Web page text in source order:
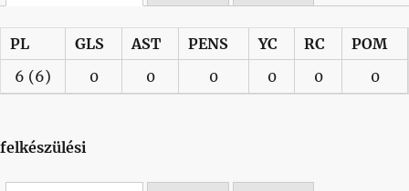
PL GLS AST PENS YC RC
POM
6 (6) 0 0 0 0 0 0
felkészülési